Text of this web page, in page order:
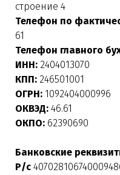
строение 4
Телефон по
61
Телефон главного
ИНН: 2404013070
КПП: 246501001
ОГРН: 1092404000996
ОКВЭД: 46.61
ОКПО: 62390690
Банковские
Р/с